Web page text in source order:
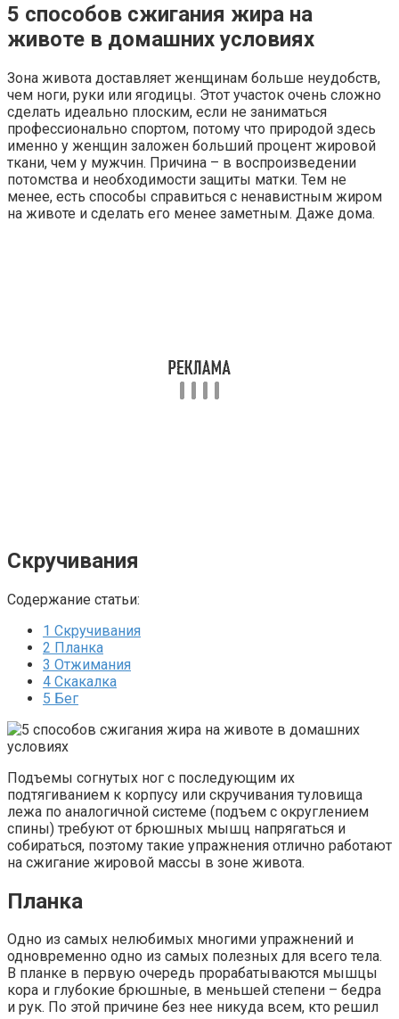
5 способов сжигания жира на
животе в домашних условиях
Зона живота доставляет женщинам больше неудобств,
чем ноги, руки или ягодицы. Этот участок очень сложно
сделать идеально плоским, если не заниматься
профессионально спортом, потому что природой здесь
именно у женщин заложен больший процент жировой
ткани, чем у мужчин. Причина – в воспроизведении
потомства и необходимости защиты матки. Тем не
менее, есть способы справиться с ненавистным жиром
на животе и сделать его менее заметным. Даже дома.
Скручивания
Содержание статьи:
1 Скручивания
2 Планка
3 Отжимания
4 Скакалка
5 Бег
Подъемы согнутых ног с последующим их
подтягиванием к корпусу или скручивания туловища
лежа по аналогичной системе (подъем с округлением
спины) требуют от брюшных мышц напрягаться и
собираться, поэтому такие упражнения отлично работают
на сжигание жировой массы в зоне живота.
Планка
Одно из самых нелюбимых многими упражнений и
одновременно одно из самых полезных для всего тела.
В планке в первую очередь прорабатываются мышцы
кора и глубокие брюшные, в меньшей степени – бедра
и рук. По этой причине без нее никуда всем, кто решил